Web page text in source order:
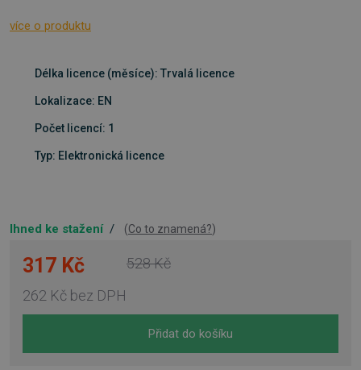
více o produktu
Délka licence (měsíce): Trvalá licence
Lokalizace: EN
Počet licencí: 1
Typ: Elektronická licence
Ihned ke stažení / (Co to znamená?)
317 Kč
262 Kč bez DPH
528 Kč
Přidat do košíku